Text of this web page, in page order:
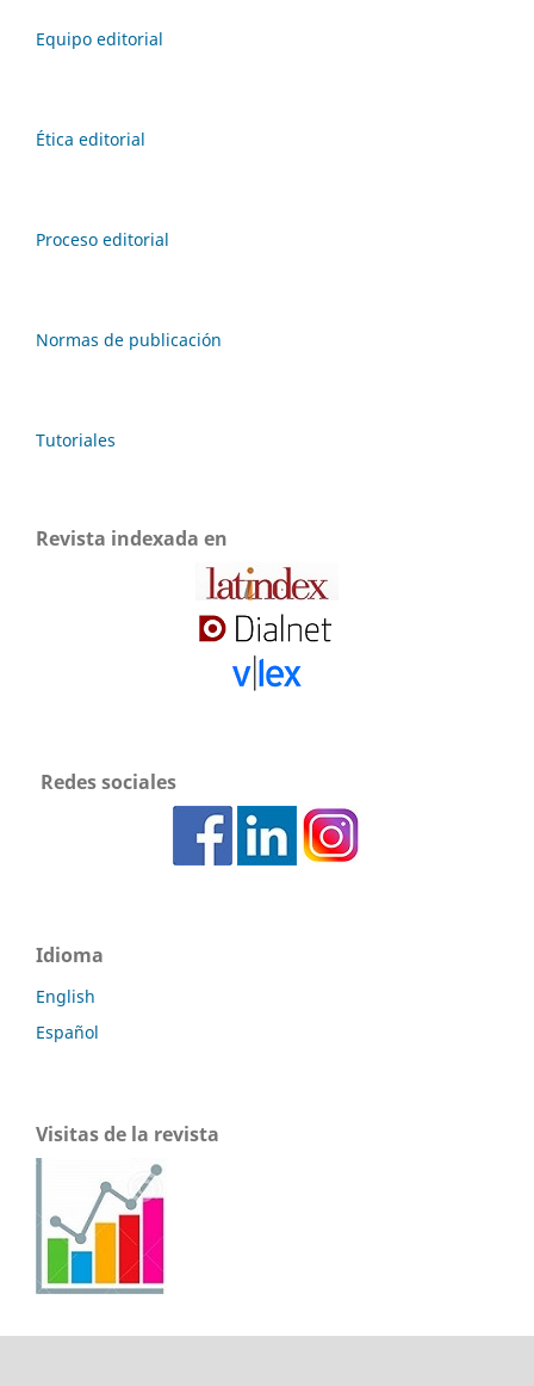
Equipo editorial
Ética editorial
Proceso editorial
Normas de publicación
Tutoriales
Revista indexada en
Redes sociales
Idioma
English
Español
Visitas de la revista